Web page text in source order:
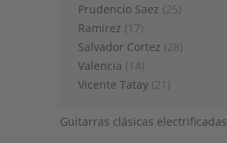
Prudencio Saez (25)
Ramirez (17)
Salvador Cortez (28)
Valencia (14)
Vicente Tatay (21)
Guitarras clásicas electrificadas